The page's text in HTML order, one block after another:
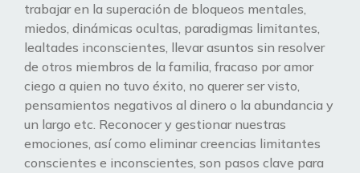
trabajar en la superación de bloqueos mentales,
miedos, dinámicas ocultas, paradigmas limitantes,
lealtades inconscientes, llevar asuntos sin resolver
de otros miembros de la familia, fracaso por amor
ciego a quien no tuvo éxito, no querer ser visto,
pensamientos negativos al dinero o la abundancia y
un largo etc. Reconocer y gestionar nuestras
emociones, así como eliminar creencias limitantes
conscientes e inconscientes, son pasos clave para